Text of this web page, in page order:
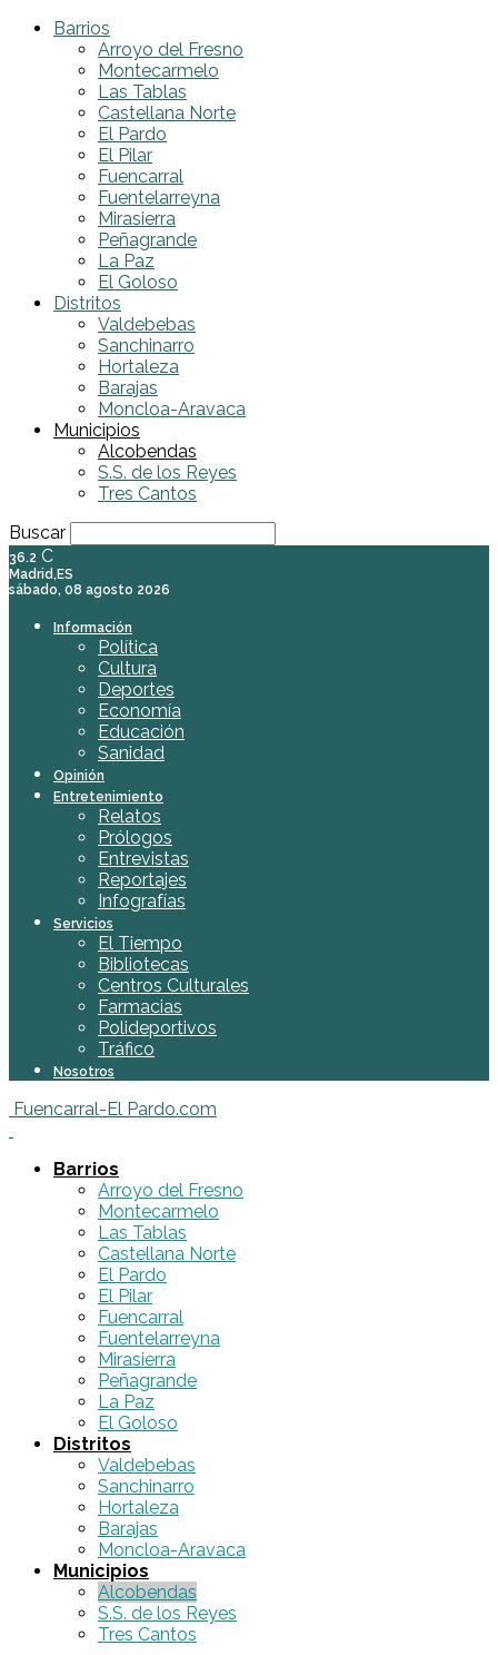
Barrios
Arroyo del Fresno
Montecarmelo
Las Tablas
Castellana Norte
El Pardo
El Pilar
Fuencarral
Fuentelarreyna
Mirasierra
Peñagrande
La Paz
El Goloso
Distritos
Valdebebas
Sanchinarro
Hortaleza
Barajas
Moncloa-Aravaca
Municipios
Alcobendas
S.S. de los Reyes
Tres Cantos
Buscar
36.2 C
Madrid,ES
sábado, 08 agosto 2026
Información
Política
Cultura
Deportes
Economía
Educación
Sanidad
Opinión
Entretenimiento
Relatos
Prólogos
Entrevistas
Reportajes
Infografías
Servicios
El Tiempo
Bibliotecas
Centros Culturales
Farmacias
Polideportivos
Tráfico
Nosotros
Fuencarral-El Pardo.com
Barrios
Arroyo del Fresno
Montecarmelo
Las Tablas
Castellana Norte
El Pardo
El Pilar
Fuencarral
Fuentelarreyna
Mirasierra
Peñagrande
La Paz
El Goloso
Distritos
Valdebebas
Sanchinarro
Hortaleza
Barajas
Moncloa-Aravaca
Municipios
Alcobendas
S.S. de los Reyes
Tres Cantos